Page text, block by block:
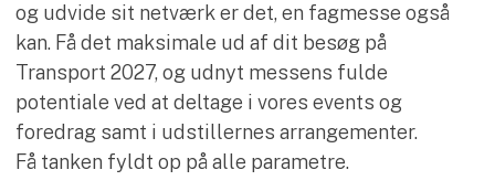
og udvide sit netværk er det, en fagmesse også
kan. Få det maksimale ud af dit besøg på
Transport 2027, og udnyt messens fulde
potentiale ved at deltage i vores events og
foredrag samt i udstillernes arrangementer.
Få tanken fyldt op på alle parametre.